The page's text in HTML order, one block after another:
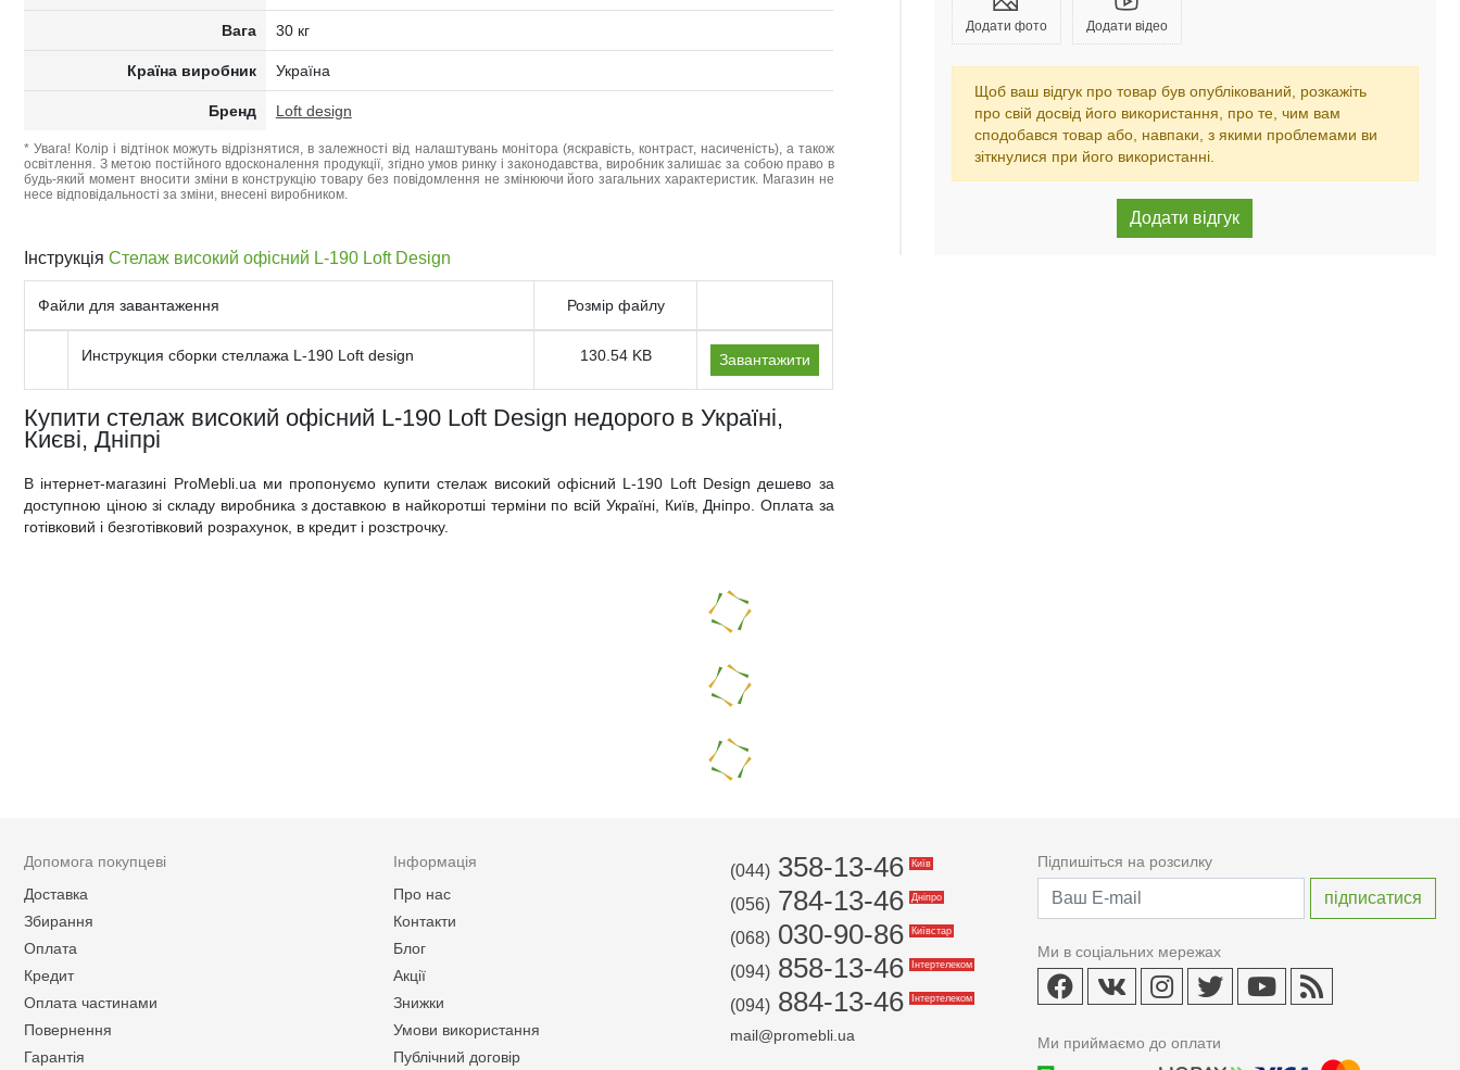
Вага 30 кг
Країна виробник Україна
Бренд Loft design
* Увага! Колір і відтінок можуть відрізнятися, в залежності від налаштувань монітора (яскравість, контраст, насиченість), а також
освітлення. З метою постійного вдосконалення продукції, згідно умов ринку і законодавства, виробник залишає за собою право в
будь-який момент вносити зміни в конструкцію товару без повідомлення не змінюючи його загальних характеристик. Магазин не
несе відповідальності за зміни, внесені виробником.
Інструкція Стелаж високий офісний L-190 Loft Design
Файли для завантаження Розмір файлу
Инструкция сборки стеллажа L-190 Loft design 130.54 KB Завантажити
Купити стелаж високий офісний L-190 Loft Design недорого в Україні,
Києві, Дніпрі
В інтернет-магазині ProMebli.ua ми пропонуємо купити стелаж високий офісний L-190 Loft Design дешево за
доступною ціною зі складу виробника з доставкою в найкоротші терміни по всій Україні, Київ, Дніпро. Оплата за
готівковий і безготівковий розрахунок, в кредит і розстрочку.
Додати фото Додати відео
Щоб ваш відгук про товар був опублікований, розкажіть
про свій досвід його використання, про те, чим вам
сподобався товар або, навпаки, з якими проблемами ви
зіткнулися при його використанні.
Допомога покупцеві
Доставка
Збирання
Оплата
Кредит
Оплата частинами
Повернення
Гарантія
Інформація
Про нас
Контакти
Блог
Акції
Знижки
Умови використання
Публічний договір
(044) 358-13-46 Київ
(056) 784-13-46 Дніпро
(068) 030-90-86 Київстар
(094) 858-13-46 Інтертелеком
(094) 884-13-46 Інтертелеком
mail@promebli.ua
Підпишіться на розсилку
Ми в соціальних мережах
Ми приймаємо до оплати